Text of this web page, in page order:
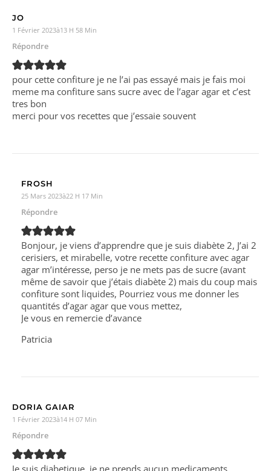
JO
1 Février 2023à13 H 58 Min
Répondre
pour cette confiture je ne l’ai pas essayé mais je fais moi
meme ma confiture sans sucre avec de l’agar agar et c’est
tres bon
merci pour vos recettes que j’essaie souvent
FROSH
25 Mars 2023à22 H 17 Min
Répondre
Bonjour, je viens d’apprendre que je suis diabète 2, J’ai 2
cerisiers, et mirabelle, votre recette confiture avec agar
agar m’intéresse, perso je ne mets pas de sucre (avant
même de savoir que j’étais diabète 2) mais du coup mais
confiture sont liquides, Pourriez vous me donner les
quantités d’agar agar que vous mettez,
Je vous en remercie d’avance
Patricia
DORIA GAIAR
1 Février 2023à14 H 07 Min
Répondre
Je suis diabetique, je ne prends aucun medicaments.